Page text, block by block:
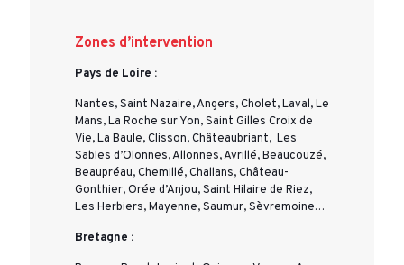
Zones d’intervention
Pays de Loire :
Nantes, Saint Nazaire, Angers, Cholet, Laval, Le
Mans, La Roche sur Yon, Saint Gilles Croix de
Vie, La Baule, Clisson, Châteaubriant, Les
Sables d’Olonnes, Allonnes, Avrillé, Beaucouzé,
Beaupréau, Chemillé, Challans, Château-
Gonthier, Orée d’Anjou, Saint Hilaire de Riez,
Les Herbiers, Mayenne, Saumur, Sèvremoine…
Bretagne :